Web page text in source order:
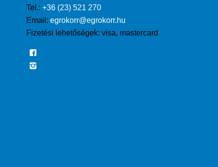
Tel.: +36 (23) 521 270
Email: egrokorr@egrokorr.hu
Fizetési lehetőségek: visa, mastercard